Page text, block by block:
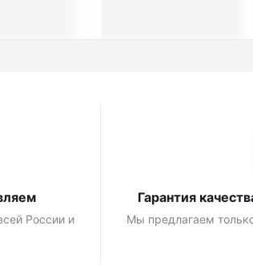
России и
Гарантия
Мы предлагаем